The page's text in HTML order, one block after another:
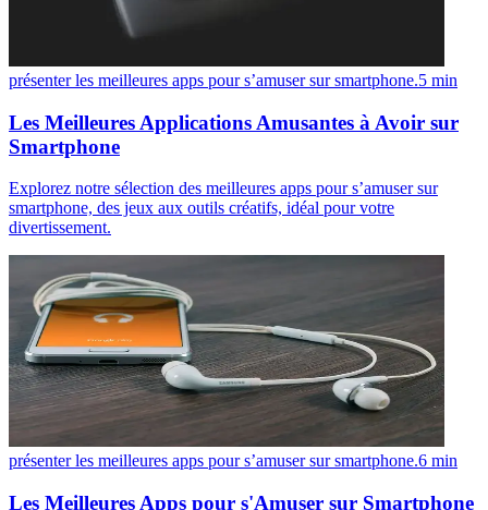
présenter les meilleures apps pour s’amuser sur smartphone.5 min
Les Meilleures Applications Amusantes à Avoir sur
Smartphone
Explorez notre sélection des meilleures apps pour s’amuser sur
smartphone, des jeux aux outils créatifs, idéal pour votre
divertissement.
présenter les meilleures apps pour s’amuser sur smartphone.6 min
Les Meilleures Apps pour s'Amuser sur Smartphone